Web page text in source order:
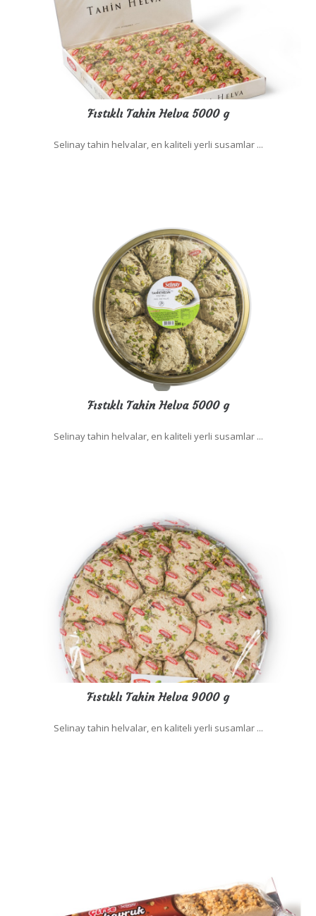
Fıstıklı Tahin Helva 5000 g
Selinay tahin helvalar, en kaliteli yerli susamlar ...
Fıstıklı Tahin Helva 5000 g
Selinay tahin helvalar, en kaliteli yerli susamlar ...
Fıstıklı Tahin Helva 9000 g
Selinay tahin helvalar, en kaliteli yerli susamlar ...